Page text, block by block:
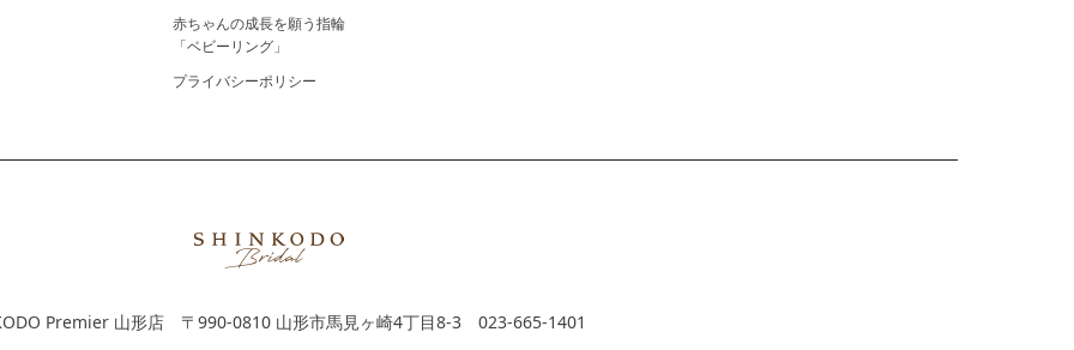
赤ちゃんの成長を願う指輪
「ベビーリング」
プライバシーポリシー
Premier 山形店 〒990-0810 山形市馬見ヶ崎4丁目8-3 023-665-1401